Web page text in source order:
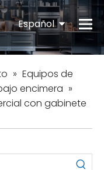
Español
English
» Equipos de
encimera »
con gabinete